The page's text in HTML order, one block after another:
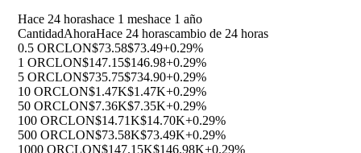
Hace 24 horashace 1 meshace 1 año
CantidadAhoraHace 24 horascambio de 24 horas
0.5 ORCLON$73.58$73.49+0.29%
1 ORCLON$147.15$146.98+0.29%
5 ORCLON$735.75$734.90+0.29%
10 ORCLON$1.47K$1.47K+0.29%
50 ORCLON$7.36K$7.35K+0.29%
100 ORCLON$14.71K$14.70K+0.29%
500 ORCLON$73.58K$73.49K+0.29%
1000 ORCLON$147.15K$146.98K+0.29%